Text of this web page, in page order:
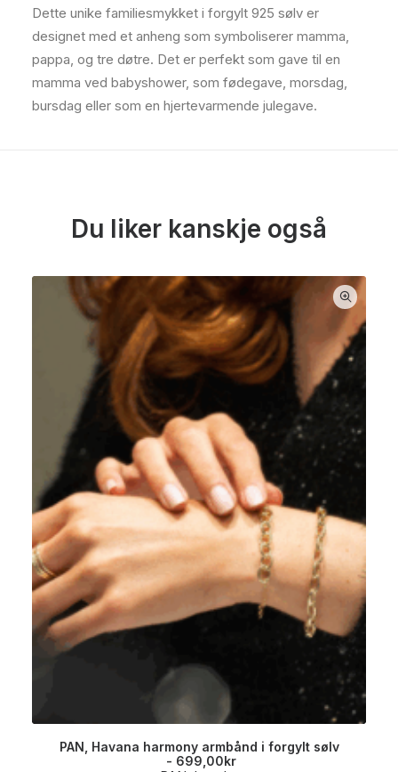
Dette unike familiesmykket i forgylt 925 sølv er
designet med et anheng som symboliserer mamma,
pappa, og tre døtre. Det er perfekt som gave til en
mamma ved babyshower, som fødegave, morsdag,
bursdag eller som en hjertevarmende julegave.
Du liker kanskje også
PAN, Havana harmony armbånd i forgylt sølv
699,00kr